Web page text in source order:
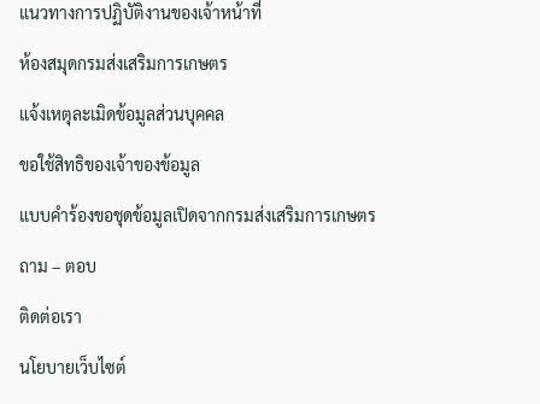
แนวทางการปฏิบัติงานของเจ้าหน้าที่
ห้องสมุดกรมส่งเสริมการเกษตร
แจ้งเหตุละเมิดข้อมูลส่วนบุคคล
ขอใช้สิทธิของเจ้าของข้อมูล
แบบคำร้องขอชุดข้อมูลเปิดจากกรมส่งเสริมการเกษตร
ถาม – ตอบ
ติดต่อเรา
นโยบายเว็บไซต์